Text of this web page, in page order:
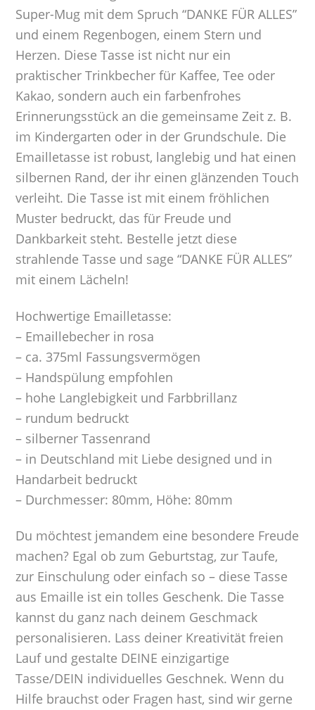
Super-Mug mit dem Spruch “DANKE FÜR ALLES”
und einem Regenbogen, einem Stern und
Herzen. Diese Tasse ist nicht nur ein
praktischer Trinkbecher für Kaffee, Tee oder
Kakao, sondern auch ein farbenfrohes
Erinnerungsstück an die gemeinsame Zeit z. B.
im Kindergarten oder in der Grundschule. Die
Emailletasse ist robust, langlebig und hat einen
silbernen Rand, der ihr einen glänzenden Touch
verleiht. Die Tasse ist mit einem fröhlichen
Muster bedruckt, das für Freude und
Dankbarkeit steht. Bestelle jetzt diese
strahlende Tasse und sage “DANKE FÜR ALLES”
mit einem Lächeln!
Hochwertige Emailletasse:
– Emaillebecher in rosa
– ca. 375ml Fassungsvermögen
– Handspülung empfohlen
– hohe Langlebigkeit und Farbbrillanz
– rundum bedruckt
– silberner Tassenrand
– in Deutschland mit Liebe designed und in
Handarbeit bedruckt
– Durchmesser: 80mm, Höhe: 80mm
Du möchtest jemandem eine besondere Freude
machen? Egal ob zum Geburtstag, zur Taufe,
zur Einschulung oder einfach so – diese Tasse
aus Emaille ist ein tolles Geschenk. Die Tasse
kannst du ganz nach deinem Geschmack
personalisieren. Lass deiner Kreativität freien
Lauf und gestalte DEINE einzigartige
Tasse/DEIN individuelles Geschnek. Wenn du
Hilfe brauchst oder Fragen hast, sind wir gerne